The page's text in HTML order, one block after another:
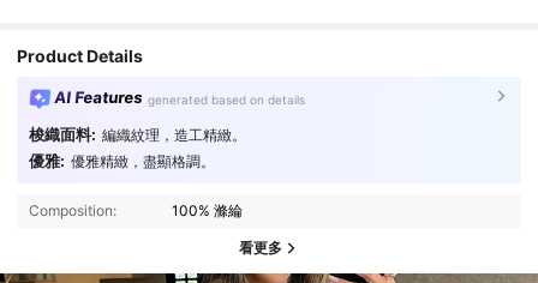
Product Details
AI Features generated based on details
梭織面料: 編織紋理，造工精緻。
優雅: 優雅精緻，盡顯格調。
Composition: 100% 滌綸
看更多